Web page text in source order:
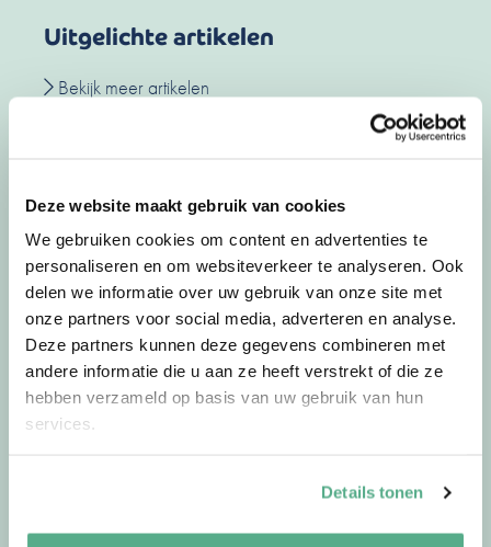
Deze website maakt gebruik van cookies
We gebruiken cookies om content en advertenties te
personaliseren en om websiteverkeer te analyseren. Ook
delen we informatie over uw gebruik van onze site met
onze partners voor social media, adverteren en analyse.
Deze partners kunnen deze gegevens combineren met
andere informatie die u aan ze heeft verstrekt of die ze
hebben verzameld op basis van uw gebruik van hun
services.
Details tonen
Uitgelichte artikelen
Bekijk meer artikelen
Waarom we op vakantie
anders over geld denken
De zomer verandert meer dan alleen je agenda.
Het dagelijkse ritme valt weg, de structuur …
Lees meer